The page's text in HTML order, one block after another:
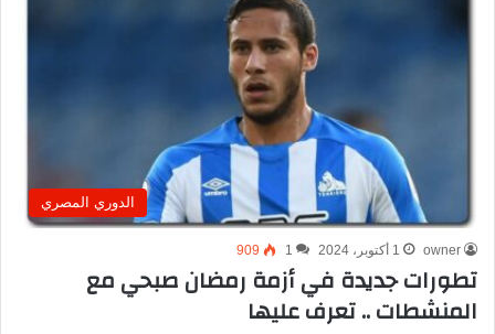
الدوري المصري
owner 1 أكتوبر، 2024 1
909
تطورات جديدة في أزمة رمضان صبحي مع
المنشطات .. تعرف عليها